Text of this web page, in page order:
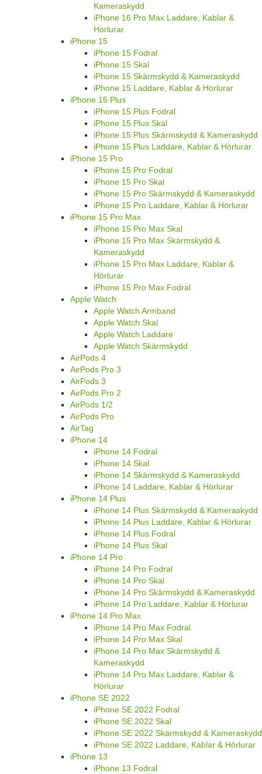
Kameraskydd
iPhone 16 Pro Max Laddare, Kablar &
Hörlurar
iPhone 15
iPhone 15 Fodral
iPhone 15 Skal
iPhone 15 Skärmskydd & Kameraskydd
iPhone 15 Laddare, Kablar & Hörlurar
iPhone 15 Plus
iPhone 15 Plus Fodral
iPhone 15 Plus Skal
iPhone 15 Plus Skärmskydd & Kameraskydd
iPhone 15 Plus Laddare, Kablar & Hörlurar
iPhone 15 Pro
iPhone 15 Pro Fodral
iPhone 15 Pro Skal
iPhone 15 Pro Skärmskydd & Kameraskydd
iPhone 15 Pro Laddare, Kablar & Hörlurar
iPhone 15 Pro Max
iPhone 15 Pro Max Skal
iPhone 15 Pro Max Skärmskydd &
Kameraskydd
iPhone 15 Pro Max Laddare, Kablar &
Hörlurar
iPhone 15 Pro Max Fodral
Apple Watch
Apple Watch Armband
Apple Watch Skal
Apple Watch Laddare
Apple Watch Skärmskydd
AirPods 4
AirPods Pro 3
AirPods 3
AirPods Pro 2
AirPods 1/2
AirPods Pro
AirTag
iPhone 14
iPhone 14 Fodral
iPhone 14 Skal
iPhone 14 Skärmskydd & Kameraskydd
iPhone 14 Laddare, Kablar & Hörlurar
iPhone 14 Plus
iPhone 14 Plus Skärmskydd & Kameraskydd
iPhone 14 Plus Laddare, Kablar & Hörlurar
iPhone 14 Plus Fodral
iPhone 14 Plus Skal
iPhone 14 Pro
iPhone 14 Pro Fodral
iPhone 14 Pro Skal
iPhone 14 Pro Skärmskydd & Kameraskydd
iPhone 14 Pro Laddare, Kablar & Hörlurar
iPhone 14 Pro Max
iPhone 14 Pro Max Fodral
iPhone 14 Pro Max Skal
iPhone 14 Pro Max Skärmskydd &
Kameraskydd
iPhone 14 Pro Max Laddare, Kablar &
Hörlurar
iPhone SE 2022
iPhone SE 2022 Fodral
iPhone SE 2022 Skal
iPhone SE 2022 Skärmskydd & Kameraskydd
iPhone SE 2022 Laddare, Kablar & Hörlurar
iPhone 13
iPhone 13 Fodral